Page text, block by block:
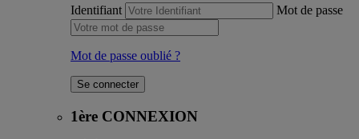
Identifiant Mot de passe
Mot de passe oublié ?
1ère CONNEXION